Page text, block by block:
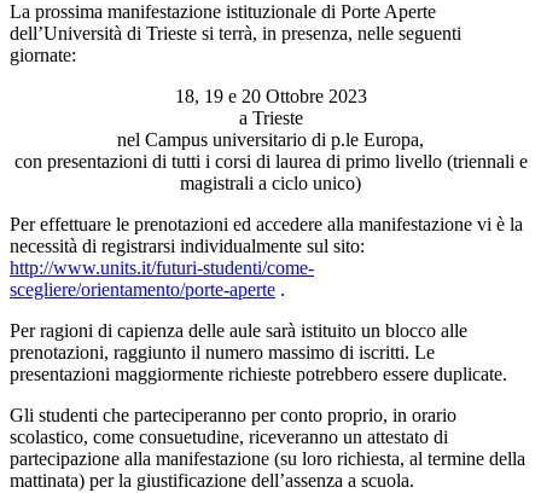
La prossima manifestazione istituzionale di Porte Aperte
dell’Università di Trieste si terrà, in presenza, nelle seguenti
giornate:
18, 19 e 20 Ottobre 2023
a Trieste
nel Campus universitario di p.le Europa,
con presentazioni di tutti i corsi di laurea di primo livello (triennali e
magistrali a ciclo unico)
Per effettuare le prenotazioni ed accedere alla manifestazione vi è la
necessità di registrarsi individualmente sul sito:
http://www.units.it/futuri-studenti/come-
scegliere/orientamento/porte-aperte .
Per ragioni di capienza delle aule sarà istituito un blocco alle
prenotazioni, raggiunto il numero massimo di iscritti. Le
presentazioni maggiormente richieste potrebbero essere duplicate.
Gli studenti che parteciperanno per conto proprio, in orario
scolastico, come consuetudine, riceveranno un attestato di
partecipazione alla manifestazione (su loro richiesta, al termine della
mattinata) per la giustificazione dell’assenza a scuola.